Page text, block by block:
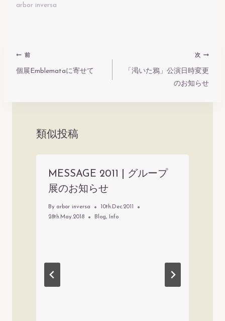
arbor inversa
投
稿
ビ
前
個展Emblemataに寄せて
次
「渇いた鴉」公演日時変更
のお知らせ
類似投稿
MESSAGE 2011 | グループ
展のお知らせ
By arbor inversa
10th.Dec.2011
28th.May.2018
Blog, Info